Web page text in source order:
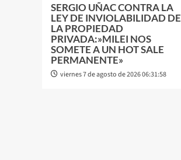
SERGIO UÑAC CONTRA LA
LEY DE INVIOLABILIDAD DE
LA PROPIEDAD
PRIVADA:»MILEI NOS
SOMETE A UN HOT SALE
PERMANENTE»
viernes 7 de agosto de 2026 06:31:58